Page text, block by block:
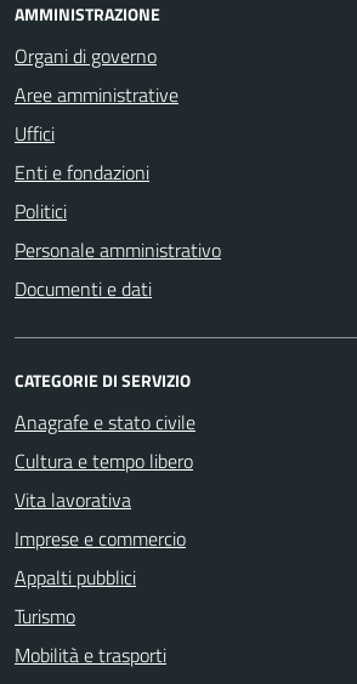
AMMINISTRAZIONE
Organi di governo
Aree amministrative
Uffici
Enti e fondazioni
Politici
Personale amministrativo
Documenti e dati
CATEGORIE DI SERVIZIO
Anagrafe e stato civile
Cultura e tempo libero
Vita lavorativa
Imprese e commercio
Appalti pubblici
Turismo
Mobilità e trasporti